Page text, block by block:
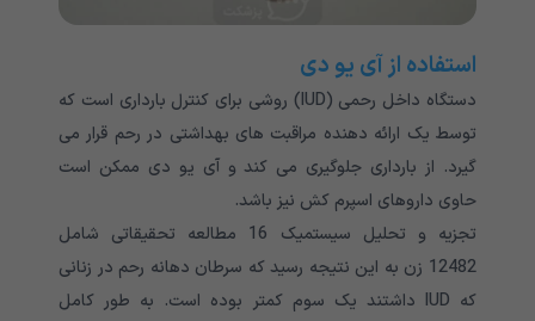
استفاده از آی یو دی
دستگاه داخل رحمی (IUD) روشی برای کنترل بارداری است که
توسط یک ارائه دهنده مراقبت های بهداشتی در رحم قرار می
گیرد. از بارداری جلوگیری می کند و آی یو دی ممکن است
حاوی داروهای اسپرم کش نیز باشد.
تجزیه و تحلیل سیستمیک 16 مطالعه تحقیقاتی شامل
12482 زن به این نتیجه رسید که سرطان دهانه رحم در زنانی
که IUD داشتند یک سوم کمتر بوده است. به طور کامل